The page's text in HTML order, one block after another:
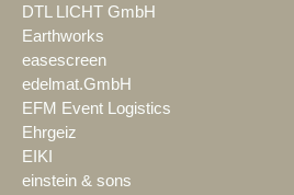
DTL LICHT GmbH
Earthworks
easescreen
edelmat.GmbH
EFM Event Logistics
Ehrgeiz
EIKI
einstein & sons